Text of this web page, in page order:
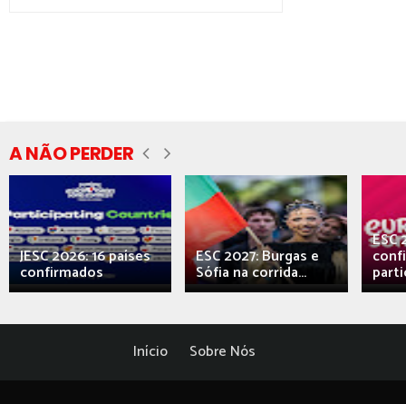
A NÃO PERDER
JESC 2026: 16 países
confirmados
ESC 2027: Burgas e
Sófia na corrida...
ESC
Início Sobre Nós